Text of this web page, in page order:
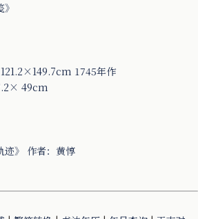
121.2×149.7cm 1745年作
49cm
迹》 作者：黄惇